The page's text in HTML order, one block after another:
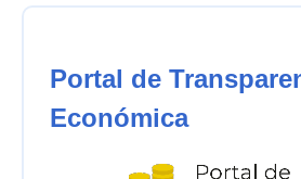
Portal de
Económica